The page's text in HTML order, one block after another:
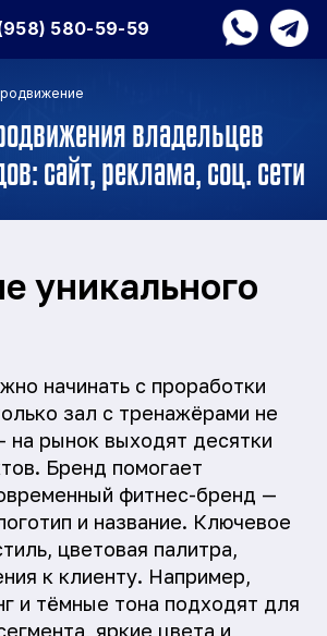
580-59-59
владельцев
сайт, реклама, соц. сети
уникального
начинать с проработки
зал с тренажёрами не
на рынок выходят десятки
Бренд помогает
фитнес-бренд —
и название. Ключевое
цветовая палитра,
к клиенту. Например,
и тёмные тона подходят для
яркие цвета и